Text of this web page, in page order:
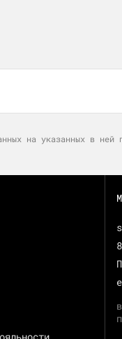
на указанных в ней